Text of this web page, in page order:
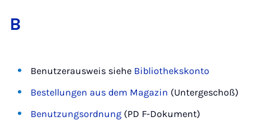
B
Benutzerausweis siehe Bibliothekskonto
Bestellungen aus dem Magazin (Untergeschoß)
Benutzungsordnung (PD F-Dokument)